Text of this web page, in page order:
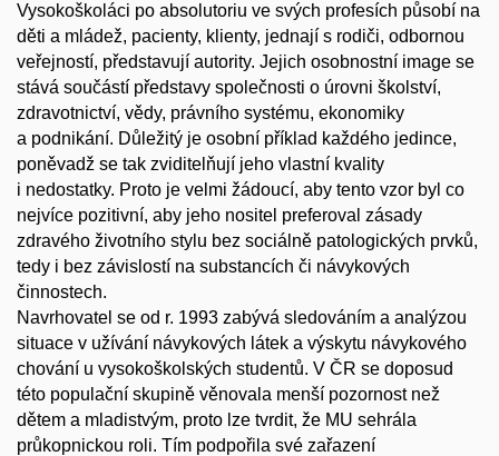
Vysokoškoláci po absolutoriu ve svých profesích působí na
děti a mládež, pacienty, klienty, jednají s rodiči, odbornou
veřejností, představují autority. Jejich osobnostní image se
stává součástí představy společnosti o úrovni školství,
zdravotnictví, vědy, právního systému, ekonomiky
a podnikání. Důležitý je osobní příklad každého jedince,
poněvadž se tak zviditelňují jeho vlastní kvality
i nedostatky. Proto je velmi žádoucí, aby tento vzor byl co
nejvíce pozitivní, aby jeho nositel preferoval zásady
zdravého životního stylu bez sociálně patologických prvků,
tedy i bez závislostí na substancích či návykových
činnostech.
Navrhovatel se od r. 1993 zabývá sledováním a analýzou
situace v užívání návykových látek a výskytu návykového
chování u vysokoškolských studentů. V ČR se doposud
této populační skupině věnovala menší pozornost než
dětem a mladistvým, proto lze tvrdit, že MU sehrála
průkopnickou roli. Tím podpořila své zařazení